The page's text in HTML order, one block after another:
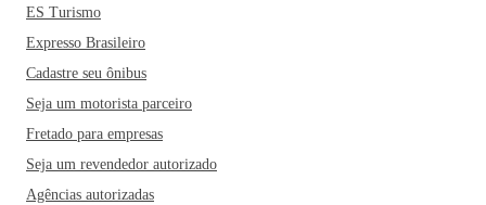
ES Turismo
Expresso Brasileiro
Cadastre seu ônibus
Seja um motorista parceiro
Fretado para empresas
Seja um revendedor autorizado
Agências autorizadas